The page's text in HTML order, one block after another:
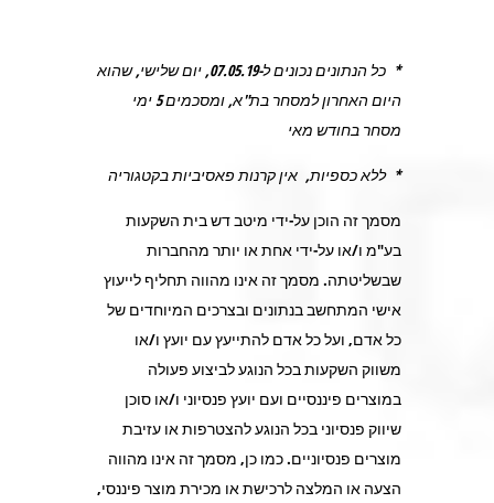
* כל הנתונים נכונים ל-07.05.19, יום שלישי, שהוא
היום האחרון למסחר בת"א, ומסכמים 5 ימי
מסחר בחודש מאי
* ללא כספיות, אין קרנות פאסיביות בקטגוריה
מסמך זה הוכן על-ידי מיטב דש בית השקעות
בע"מ ו/או על-ידי אחת או יותר מהחברות
שבשליטתה. מסמך זה אינו מהווה תחליף לייעוץ
אישי המתחשב בנתונים ובצרכים המיוחדים של
כל אדם, ועל כל אדם להתייעץ עם יועץ ו/או
משווק השקעות בכל הנוגע לביצוע פעולה
במוצרים פיננסיים ועם יועץ פנסיוני ו/או סוכן
שיווק פנסיוני בכל הנוגע להצטרפות או עזיבת
מוצרים פנסיוניים. כמו כן, מסמך זה אינו מהווה
הצעה או המלצה לרכישת או מכירת מוצר פיננסי,